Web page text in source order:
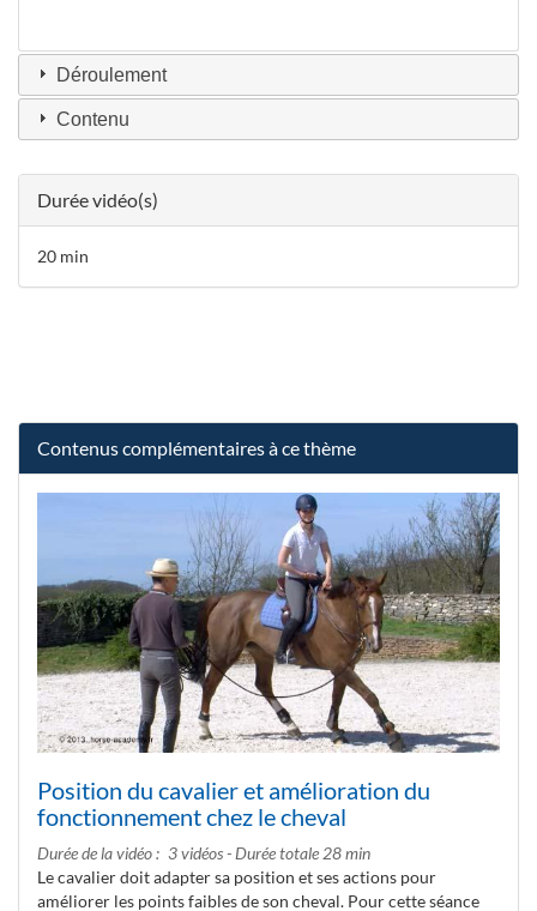
Déroulement
Contenu
Durée vidéo(s)
20 min
Contenus complémentaires à ce thème
Position du cavalier et amélioration du
fonctionnement chez le cheval
Durée de la vidéo
3 vidéos - Durée totale 28 min
Le cavalier doit adapter sa position et ses actions pour
améliorer les points faibles de son cheval. Pour cette séance